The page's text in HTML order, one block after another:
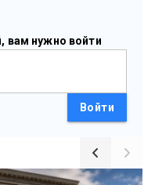
вам нужно войти
Войти